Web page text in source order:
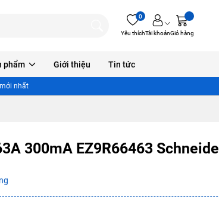
0
Yêu thíchTài khoảnGiỏ hàng
phẩm Giới thiệu Tin tức
nhất
300mA EZ9R66463